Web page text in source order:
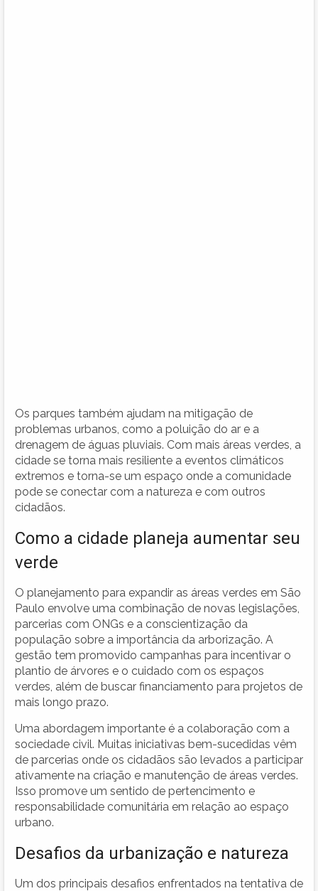
Os parques também ajudam na mitigação de
problemas urbanos, como a poluição do ar e a
drenagem de águas pluviais. Com mais áreas verdes, a
cidade se torna mais resiliente a eventos climáticos
extremos e torna-se um espaço onde a comunidade
pode se conectar com a natureza e com outros
cidadãos.
Como a cidade planeja aumentar seu
verde
O planejamento para expandir as áreas verdes em São
Paulo envolve uma combinação de novas legislações,
parcerias com ONGs e a conscientização da
população sobre a importância da arborização. A
gestão tem promovido campanhas para incentivar o
plantio de árvores e o cuidado com os espaços
verdes, além de buscar financiamento para projetos de
mais longo prazo.
Uma abordagem importante é a colaboração com a
sociedade civil. Muitas iniciativas bem-sucedidas vêm
de parcerias onde os cidadãos são levados a participar
ativamente na criação e manutenção de áreas verdes.
Isso promove um sentido de pertencimento e
responsabilidade comunitária em relação ao espaço
urbano.
Desafios da urbanização e natureza
Um dos principais desafios enfrentados na tentativa de